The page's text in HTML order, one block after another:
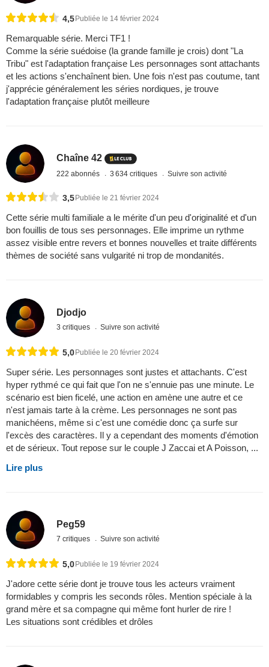
4,5 Publiée le 14 février 2024
Remarquable série. Merci TF1 !
Comme la série suédoise (la grande famille je crois) dont "La
Tribu" est l'adaptation française Les personnages sont attachants
et les actions s'enchaînent bien. Une fois n'est pas coutume, tant
j'apprécie généralement les séries nordiques, je trouve
l'adaptation française plutôt meilleure
Chaîne 42
222 abonnés 3 634 critiques Suivre son activité
3,5 Publiée le 21 février 2024
Cette série multi familiale a le mérite d'un peu d'originalité et d'un
bon fouillis de tous ses personnages. Elle imprime un rythme
assez visible entre revers et bonnes nouvelles et traite différents
thèmes de société sans vulgarité ni trop de mondanités.
Djodjo
3 critiques Suivre son activité
5,0Publiée le 20 février 2024
Super série. Les personnages sont justes et attachants. C'est
hyper rythmé ce qui fait que l'on ne s'ennuie pas une minute. Le
scénario est bien ficelé, une action en amène une autre et ce
n'est jamais tarte à la crème. Les personnages ne sont pas
manichéens, même si c'est une comédie donc ça surfe sur
l'excès des caractères. Il y a cependant des moments d'émotion
et de sérieux. Tout repose sur le couple J Zaccai et A Poisson, ...
Lire plus
Peg59
7 critiques Suivre son activité
5,0Publiée le 19 février 2024
J'adore cette série dont je trouve tous les acteurs vraiment
formidables y compris les seconds rôles. Mention spéciale à la
grand mère et sa compagne qui même font hurler de rire !
Les situations sont crédibles et drôles